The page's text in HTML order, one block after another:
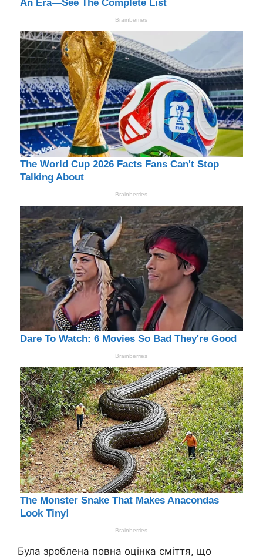
Була зроблена повна оцінка сміття, що